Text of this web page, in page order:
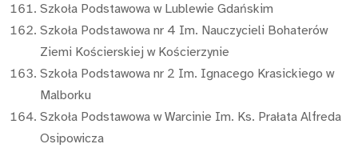
Szkoła Podstawowa w Lublewie Gdańskim
Szkoła Podstawowa nr 4 Im. Nauczycieli Bohaterów
Ziemi Kościerskiej w Kościerzynie
Szkoła Podstawowa nr 2 Im. Ignacego Krasickiego w
Malborku
Szkoła Podstawowa w Warcinie Im. Ks. Prałata Alfreda
Osipowicza